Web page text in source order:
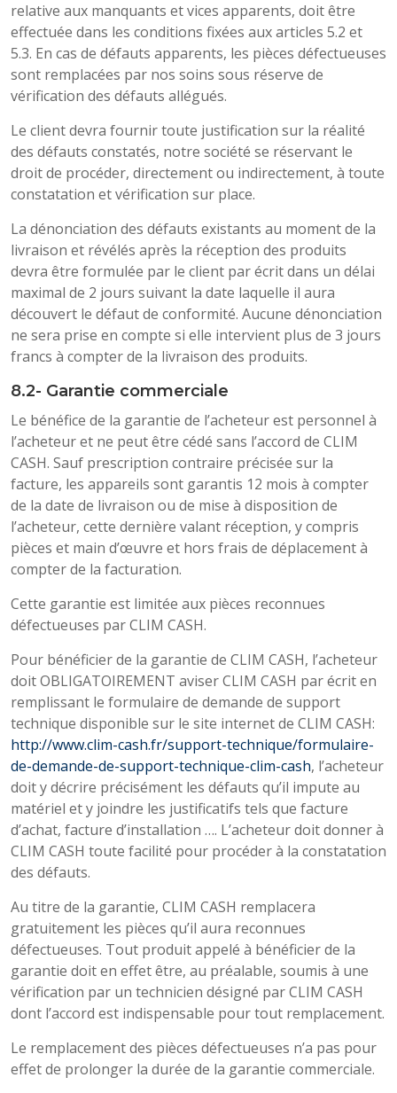
relative aux manquants et vices apparents, doit être
effectuée dans les conditions fixées aux articles 5.2 et
5.3. En cas de défauts apparents, les pièces défectueuses
sont remplacées par nos soins sous réserve de
vérification des défauts allégués.
Le client devra fournir toute justification sur la réalité
des défauts constatés, notre société se réservant le
droit de procéder, directement ou indirectement, à toute
constatation et vérification sur place.
La dénonciation des défauts existants au moment de la
livraison et révélés après la réception des produits
devra être formulée par le client par écrit dans un délai
maximal de 2 jours suivant la date laquelle il aura
découvert le défaut de conformité. Aucune dénonciation
ne sera prise en compte si elle intervient plus de 3 jours
francs à compter de la livraison des produits.
8.2- Garantie commerciale
Le bénéfice de la garantie de l’acheteur est personnel à
l’acheteur et ne peut être cédé sans l’accord de CLIM
CASH. Sauf prescription contraire précisée sur la
facture, les appareils sont garantis 12 mois à compter
de la date de livraison ou de mise à disposition de
l’acheteur, cette dernière valant réception, y compris
pièces et main d’œuvre et hors frais de déplacement à
compter de la facturation.
Cette garantie est limitée aux pièces reconnues
défectueuses par CLIM CASH.
Pour bénéficier de la garantie de CLIM CASH, l’acheteur
doit OBLIGATOIREMENT aviser CLIM CASH par écrit en
remplissant le formulaire de demande de support
technique disponible sur le site internet de CLIM CASH:
http://www.clim-cash.fr/support-technique/formulaire-
de-demande-de-support-technique-clim-cash, l’acheteur
doit y décrire précisément les défauts qu’il impute au
matériel et y joindre les justificatifs tels que facture
d’achat, facture d’installation …. L’acheteur doit donner à
CLIM CASH toute facilité pour procéder à la constatation
des défauts.
Au titre de la garantie, CLIM CASH remplacera
gratuitement les pièces qu’il aura reconnues
défectueuses. Tout produit appelé à bénéficier de la
garantie doit en effet être, au préalable, soumis à une
vérification par un technicien désigné par CLIM CASH
dont l’accord est indispensable pour tout remplacement.
Le remplacement des pièces défectueuses n’a pas pour
effet de prolonger la durée de la garantie commerciale.